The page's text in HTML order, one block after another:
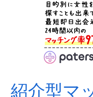
紹介型マ